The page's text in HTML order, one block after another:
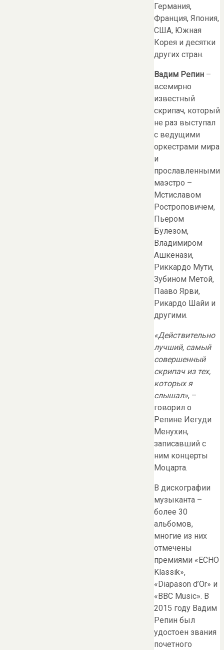
Германия,
Франция, Япония,
США, Южная
Корея и десятки
других стран.
Вадим Репин –
всемирно
известный
скрипач, который
не раз выступал
с ведущими
оркестрами мира
и
прославленными
маэстро –
Мстиславом
Ростроповичем,
Пьером
Булезом,
Владимиром
Ашкенази,
Риккардо Мути,
Зубином Метой,
Пааво Ярви,
Рикардо Шайи и
другими.
«Действительно
лучший, самый
совершенный
скрипач из тех,
которых я
слышал», –
говорил о
Репине Иегуди
Менухин,
записавший с
ним концерты
Моцарта.
В дискографии
музыканта –
более 30
альбомов,
многие из них
отмечены
премиями «ECHO
Klassik»,
«Diapason d’Or» и
«BBC Music». В
2015 году Вадим
Репин был
удостоен звания
почетного